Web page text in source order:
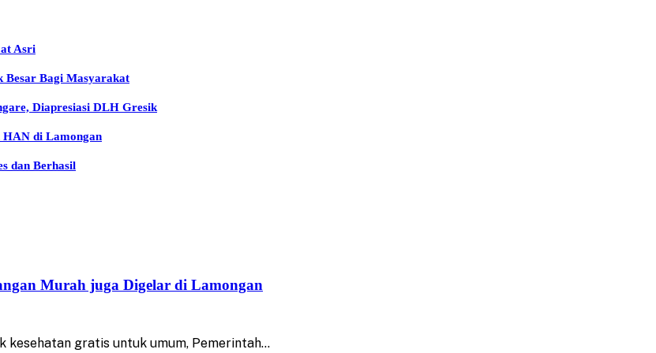
Asri
Besar Bagi Masyarakat
Diapresiasi DLH Gresik
HAN di Lamongan
dan Berhasil
Murah juga Digelar di Lamongan
kesehatan gratis untuk umum, Pemerintah…